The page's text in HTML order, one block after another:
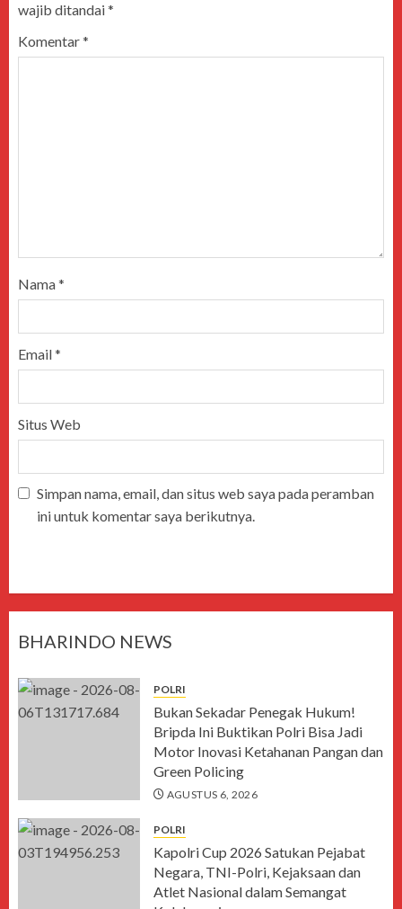
wajib ditandai*
Komentar*
Nama*
Email*
Situs Web
Simpan nama, email, dan situs web saya pada peramban
ini untuk komentar saya berikutnya.
BHARINDO NEWS
POLRI
Bukan Sekadar Penegak Hukum!
Bripda Ini Buktikan Polri Bisa Jadi
Motor Inovasi Ketahanan Pangan dan
Green Policing
AGUSTUS 6, 2026
POLRI
Kapolri Cup 2026 Satukan Pejabat
Negara, TNI-Polri, Kejaksaan dan
Atlet Nasional dalam Semangat